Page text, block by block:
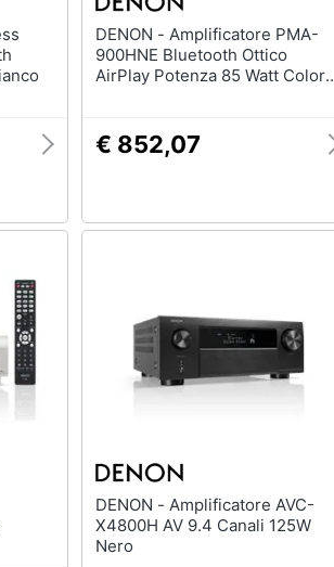
DENON - Amplificatore PMA-
900HNE Bluetooth Ottico
AirPlay Potenza 85 Watt Colore
€ 852,07
DENON - Amplificatore AVC-
X4800H AV 9.4 Canali 125W
Nero